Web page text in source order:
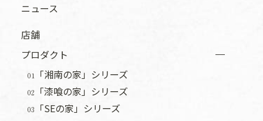
ニュース
店舗
プロダクト
01「湘南の家」シリーズ
02 「漆喰の家」シリーズ
03
「SEの家」シリーズ